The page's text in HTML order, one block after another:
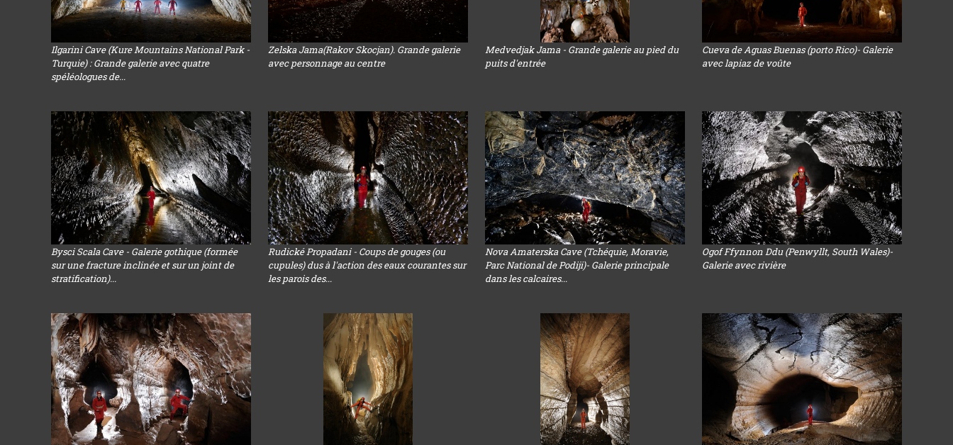
Ilgarini Cave (Kure Mountains National Park -
Turquie) : Grande galerie avec quatre
spéléologues de...
Zelska Jama(Rakov Skocjan). Grande galerie
avec personnage au centre
Medvedjak Jama - Grande galerie au pied du
puits d'entrée
Cueva de Aguas Buenas (porto Rico)- Galerie
avec lapiaz de voûte
Bysci Scala Cave - Galerie gothique (formée
sur une fracture inclinée et sur un joint de
stratification)...
Rudické Propadani - Coups de gouges (ou
cupules) dus à l'action des eaux courantes sur
les parois des...
Nova Amaterska Cave (Tchéquie, Moravie,
Parc National de Podiji)- Galerie principale
dans les calcaires...
Ogof Ffynnon Ddu (Penwyllt, South Wales)-
Galerie avec rivière